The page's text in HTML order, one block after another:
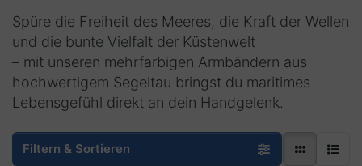
Spüre die Freiheit des Meeres, die Kraft der Wellen
und die bunte Vielfalt der Küstenwelt
– mit unseren mehrfarbigen Armbändern aus
hochwertigem Segeltau bringst du maritimes
Lebensgefühl direkt an dein Handgelenk.
Filtern & Sortieren